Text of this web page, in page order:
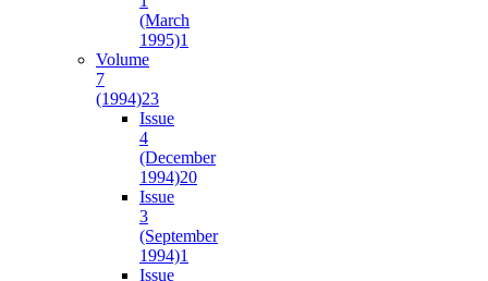
(March
1995)1
Volume
7
(1994)23
Issue
4
(December
1994)20
Issue
3
(September
1994)1
Issue